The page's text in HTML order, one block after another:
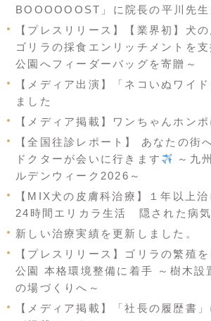
BOOOOOOST」に院長の平川先生
【プレスリリース】【業界初】犬
ゴリラの採食エンリッチメントを
公園へフィーダーバッグを寄贈～
【メディア出演】「ネコいぬワイ
ました
【メディア掲載】ワンちゃんホン
【全国往診レポート】 あなたの街
ドクターが会いに行きます
～九
ルデンウィーク2026～
【MIX犬の皮膚科治療】１年以上
24時間エリカラ生活 隠された病
新しい治療実績を更新しました。
【プレスリリース】ゴリラの繁殖
公園 本格環境整備に着手 ～樹木設
の場づくりへ～
【メディア掲載】「社長の履歴書